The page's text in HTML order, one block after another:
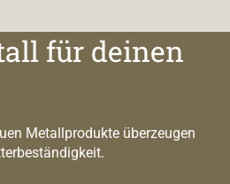
für deinen
Metallprodukte überzeugen